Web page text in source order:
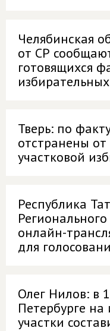
Челябинская
от СР
готовящихся
Тверь: по
отстранены
участковой
Республика
онлайн-
для
Олег Нилов: в
Петербурге
участки